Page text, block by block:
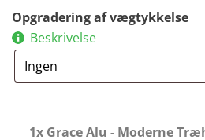
Opgradering af vægtykkelse
Beskrivelse
1x Grace Alu - Moderne